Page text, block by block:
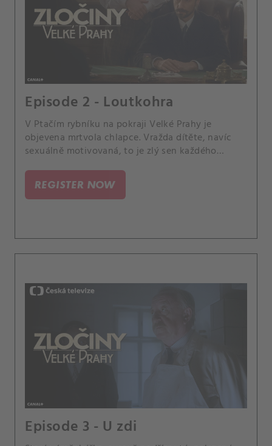
Episode 2 - Loutkohra
V Ptačím rybníku na pokraji Velké Prahy je
objevena mrtvola chlapce. Vražda dítěte, navíc
sexuálně motivovaná, to je zlý sen každého
REGISTER NOW
Episode 3 - U zdi